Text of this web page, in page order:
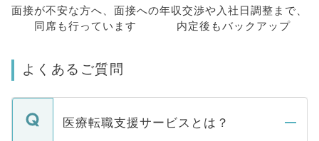
面接が不安な方へ、 面接への
同席も行っています
年収交渉や入社日調整まで、
内定後もバックアップ
よくあるご質問
医療転職支援サービスとは？